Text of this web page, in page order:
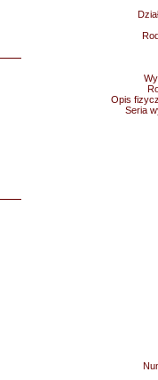
Opis
Seria